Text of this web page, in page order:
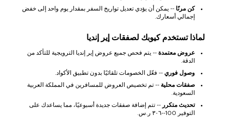
كن مرنًا -- يمكن أن يؤدي تعديل تواريخ السفر بمقدار يوم واحد إلى خفض
إجمالي أسعارك.
لماذا تستخدم كيوبك لصفقات إير إنديا
عروض معتمدة -- يتم فحص جميع عروض إير إنديا الترويجية للتأكد من
الدقة.
وصول فوري -- فعّل الخصومات تلقائيًا بدون تطبيق الأكواد.
صفقات محلية -- تم تخصيص العروض للمسافرين في المملكة العربية
السعودية.
تحديث متكرر -- تتم إضافة صفقات جديدة أسبوعيًا، مما يساعدك على
التوفير 100--٣٠٦ ر.س.